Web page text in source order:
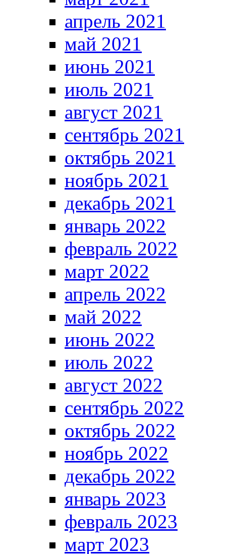
апрель 2021
май 2021
июнь 2021
июль 2021
август 2021
сентябрь 2021
октябрь 2021
ноябрь 2021
декабрь 2021
январь 2022
февраль 2022
март 2022
апрель 2022
май 2022
июнь 2022
июль 2022
август 2022
сентябрь 2022
октябрь 2022
ноябрь 2022
декабрь 2022
январь 2023
февраль 2023
март 2023